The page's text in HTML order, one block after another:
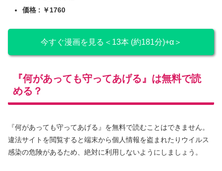
価格 : ￥1760
今すぐ漫画を見る＜13本 (約181分)+α＞
『何があっても守ってあげる』は無料で読
める？
『何があっても守ってあげる』を無料で読むことはできません。
違法サイトを閲覧すると端末から個人情報を盗まれたりウイルス
感染の危険があるため、絶対に利用しないようにしましょう。